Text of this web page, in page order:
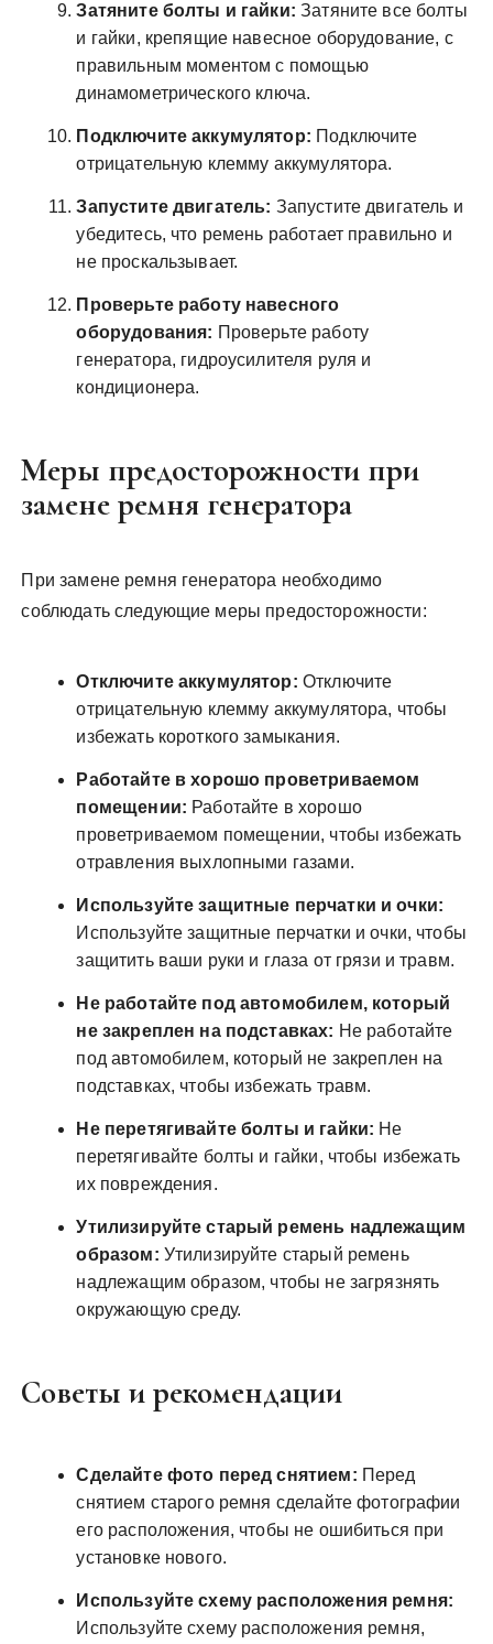
Затяните болты и гайки: Затяните все болты
и гайки, крепящие навесное оборудование, с
правильным моментом с помощью
динамометрического ключа.
Подключите аккумулятор: Подключите
отрицательную клемму аккумулятора.
Запустите двигатель: Запустите двигатель и
убедитесь, что ремень работает правильно и
не проскальзывает.
Проверьте работу навесного
оборудования: Проверьте работу
генератора, гидроусилителя руля и
кондиционера.
Меры предосторожности при
замене ремня генератора
При замене ремня генератора необходимо
соблюдать следующие меры предосторожности:
Отключите аккумулятор: Отключите
отрицательную клемму аккумулятора, чтобы
избежать короткого замыкания.
Работайте в хорошо проветриваемом
помещении: Работайте в хорошо
проветриваемом помещении, чтобы избежать
отравления выхлопными газами.
Используйте защитные перчатки и очки:
Используйте защитные перчатки и очки, чтобы
защитить ваши руки и глаза от грязи и травм.
Не работайте под автомобилем, который
не закреплен на подставках: Не работайте
под автомобилем, который не закреплен на
подставках, чтобы избежать травм.
Не перетягивайте болты и гайки: Не
перетягивайте болты и гайки, чтобы избежать
их повреждения.
Утилизируйте старый ремень надлежащим
образом: Утилизируйте старый ремень
надлежащим образом, чтобы не загрязнять
окружающую среду.
Советы и рекомендации
Сделайте фото перед снятием: Перед
снятием старого ремня сделайте фотографии
его расположения, чтобы не ошибиться при
установке нового.
Используйте схему расположения ремня:
Используйте схему расположения ремня,